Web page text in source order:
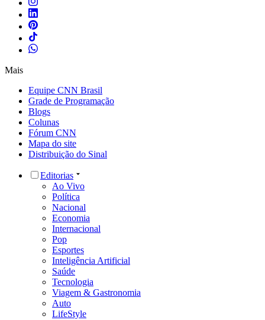
Mais
Equipe CNN Brasil
Grade de Programação
Blogs
Colunas
Fórum CNN
Mapa do site
Distribuição do Sinal
Editorias
Ao Vivo
Política
Nacional
Economia
Internacional
Pop
Esportes
Inteligência Artificial
Saúde
Tecnologia
Viagem & Gastronomia
Auto
LifeStyle